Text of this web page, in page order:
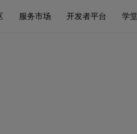
服务市场 开发者平台 学堂